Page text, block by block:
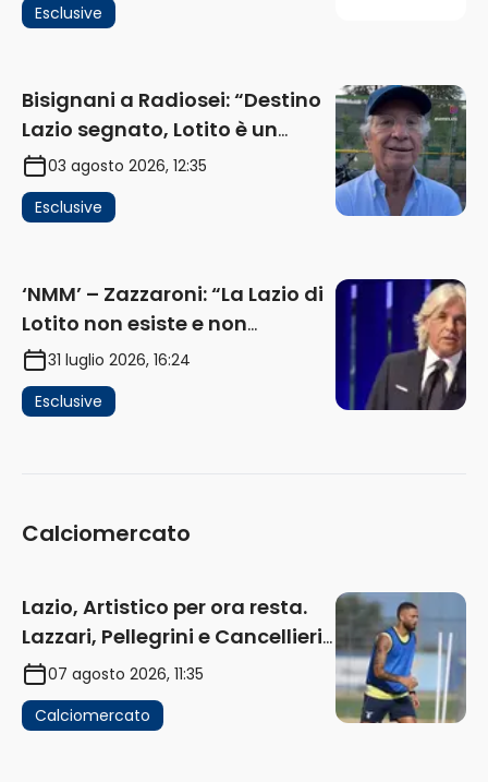
ricavi” (AUDIO)
Esclusive
Bisignani a Radiosei: “Destino
Lazio segnato, Lotito è un
problema, la chiave sono
Flaminio e politica. La protesta
e gli interessi dei fondi”
03 agosto 2026, 12:35
Esclusive
‘NMM’ – Zazzaroni: “La Lazio di
Lotito non esiste e non
funziona più. E’ ora di lasciare,
ma lui non ascolta. Pignataro?
Ho verificato…” (AUDIO)
31 luglio 2026, 16:24
Esclusive
Calciomercato
Lazio, Artistico per ora resta.
Lazzari, Pellegrini e Cancellieri
in uscita
07 agosto 2026, 11:35
Calciomercato